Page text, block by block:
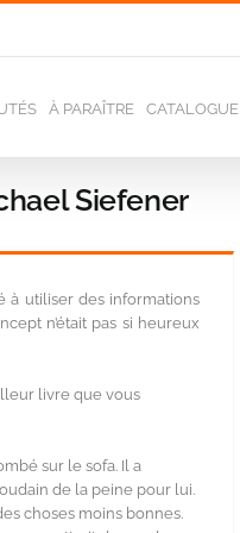
À PARAÎTRE CATALOGUE
Siefener
à utiliser des informations
n’était pas si heureux
livre que vous
sur le sofa. Il a
de la peine pour lui.
choses moins bonnes.